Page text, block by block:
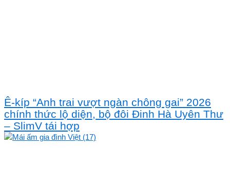
Ê-kíp “Anh trai vượt ngàn chông gai” 2026
chính thức lộ diện, bộ đôi Đinh Hà Uyên Thư
– SlimV tái hợp